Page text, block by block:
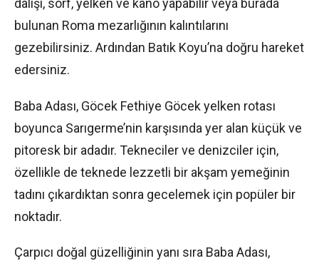
dalışı, sörf, yelken ve kano yapabilir veya burada
bulunan Roma mezarlığının kalıntılarını
gezebilirsiniz. Ardından Batık Koyu’na doğru hareket
edersiniz.
Baba Adası, Göcek Fethiye Göcek yelken rotası
boyunca Sarıgerme’nin karşısında yer alan küçük ve
pitoresk bir adadır. Tekneciler ve denizciler için,
özellikle de teknede lezzetli bir akşam yemeğinin
tadını çıkardıktan sonra gecelemek için popüler bir
noktadır.
Çarpıcı doğal güzelliğinin yanı sıra Baba Adası,